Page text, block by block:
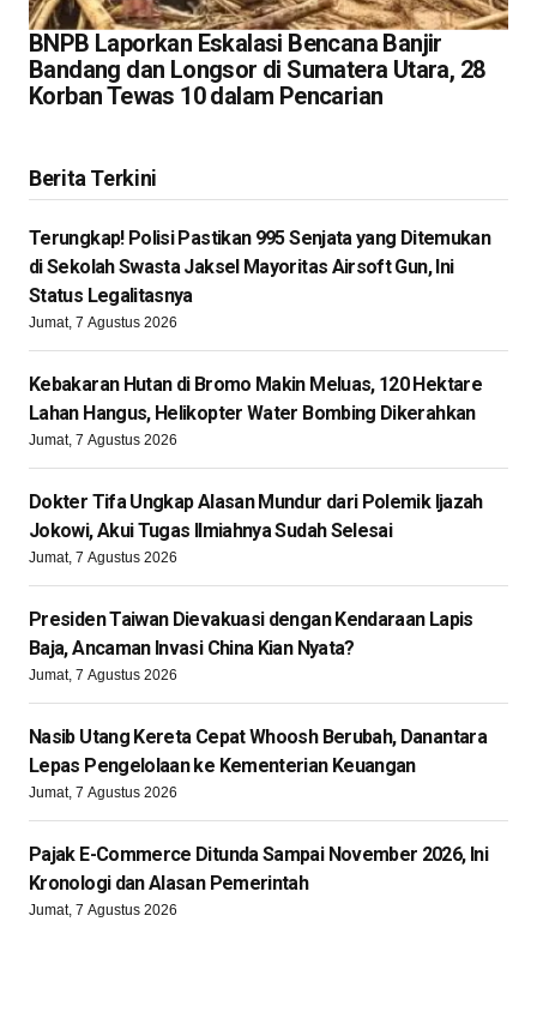
BNPB Laporkan Eskalasi Bencana Banjir
Bandang dan Longsor di Sumatera Utara, 28
Korban Tewas 10 dalam Pencarian
Berita Terkini
Terungkap! Polisi Pastikan 995 Senjata yang Ditemukan
di Sekolah Swasta Jaksel Mayoritas Airsoft Gun, Ini
Status Legalitasnya
Jumat, 7 Agustus 2026
Kebakaran Hutan di Bromo Makin Meluas, 120 Hektare
Lahan Hangus, Helikopter Water Bombing Dikerahkan
Jumat, 7 Agustus 2026
Dokter Tifa Ungkap Alasan Mundur dari Polemik Ijazah
Jokowi, Akui Tugas Ilmiahnya Sudah Selesai
Jumat, 7 Agustus 2026
Presiden Taiwan Dievakuasi dengan Kendaraan Lapis
Baja, Ancaman Invasi China Kian Nyata?
Jumat, 7 Agustus 2026
Nasib Utang Kereta Cepat Whoosh Berubah, Danantara
Lepas Pengelolaan ke Kementerian Keuangan
Jumat, 7 Agustus 2026
Pajak E-Commerce Ditunda Sampai November 2026, Ini
Kronologi dan Alasan Pemerintah
Jumat, 7 Agustus 2026